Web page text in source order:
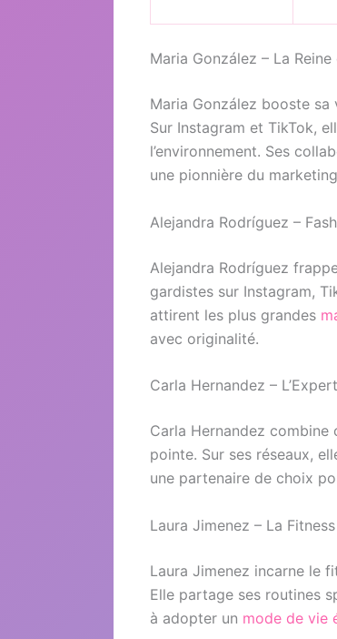
Maria González – La
Maria González booste
Sur Instagram et TikTok,
l’environnement. Ses
une pionnière du
Alejandra Rodríguez –
Alejandra Rodríguez
gardistes sur Instagram,
attirent les plus grandes
avec originalité.
Carla Hernandez –
Carla Hernandez
pointe. Sur ses réseaux,
une partenaire de choix
Laura Jimenez – La
Laura Jimenez incarne le
Elle partage ses routines
à adopter un mode de vie